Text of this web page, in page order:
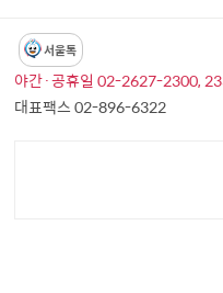
서울톡
야간·공휴일 02-2627-2300,
대표팩스 02-896-6322